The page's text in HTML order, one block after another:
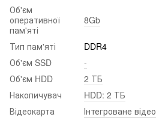
Об'єм
оперативної
пам'яті
8Gb
Тип пам'яті
DDR4
Об'єм SSD
-
Об'єм HDD
2 ТБ
Накопичувач
HDD: 2 ТБ
Відеокарта
Інтегроване відео